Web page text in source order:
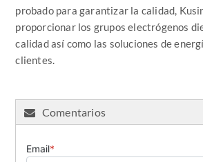
probado para garantizar la calidad,
proporcionar los grupos electrógenos
calidad así como las soluciones de
clientes.
Comentarios